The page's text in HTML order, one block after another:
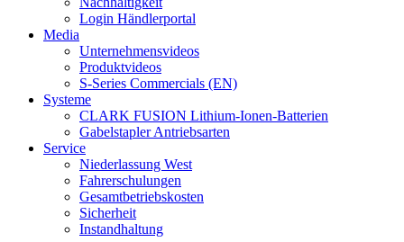
Login Händlerportal
Media
Unternehmensvideos
Produktvideos
S-Series Commercials (EN)
Systeme
CLARK FUSION Lithium-Ionen-Batterien
Gabelstapler Antriebsarten
Service
Niederlassung West
Fahrerschulungen
Gesamtbetriebskosten
Sicherheit
Instandhaltung